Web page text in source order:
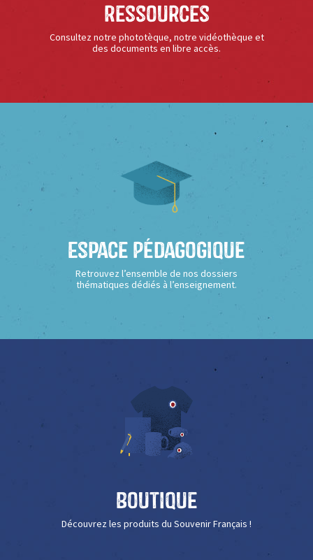
Ressources
Consultez notre phototèque, notre vidéothèque et
des documents en libre accès.
Espace Pédagogique
Retrouvez l’ensemble de nos dossiers
thématiques dédiés à l’enseignement.
Boutique
Découvrez les produits du Souvenir Français !